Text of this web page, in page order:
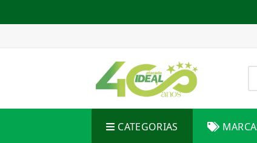
CATEGORIAS